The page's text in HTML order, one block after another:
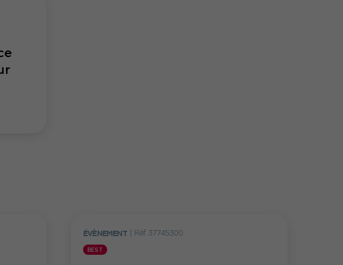
ÉVÈNEMENT Réf. 37745300
BEST